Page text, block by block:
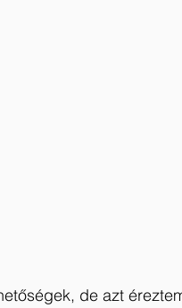
de azt